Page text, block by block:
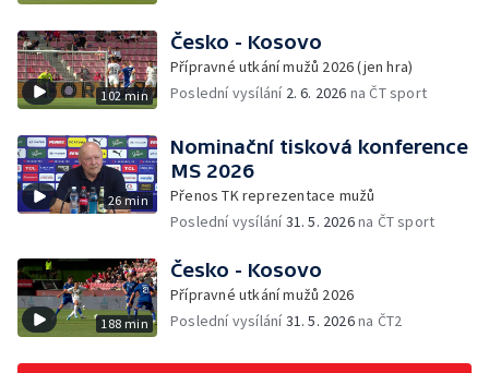
102 min
Česko - Kosovo
Přípravné utkání mužů 2026 (jen hra)
Poslední vysílání 2. 6. 2026 na ČT sport
26 min
Nominační tisková konference
MS 2026
Přenos TK reprezentace mužů
Poslední vysílání31. 5. 2026na ČT sport
188 min
Česko - Kosovo
Přípravné utkání mužů 2026
Poslední vysílání31. 5. 2026na ČT2